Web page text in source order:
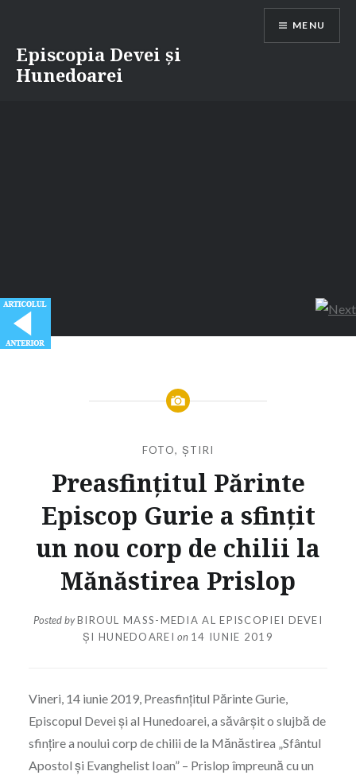
content
Episcopia Devei și
Hunedoarei
MENU
FOTO, ȘTIRI
Preasfințitul Părinte
Episcop Gurie a sfințit
un nou corp de chilii la
Mănăstirea Prislop
Posted byBIROUL MASS-MEDIA AL EPISCOPIEI DEVEI
ȘI HUNEDOAREI on 14 IUNIE 2019
Vineri, 14 iunie 2019, Preasfințitul Părinte Gurie,
Episcopul Devei și al Hunedoarei, a săvârșit o slujbă de
sfințire a noului corp de chilii de la Mănăstirea „Sfântul
Apostol și Evanghelist Ioan” – Prislop împreună cu un